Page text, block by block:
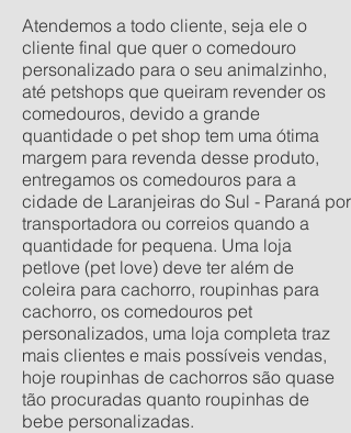
Atendemos a todo cliente, seja ele o
cliente final que quer o comedouro
personalizado para o seu animalzinho,
até petshops que queiram revender os
comedouros, devido a grande
quantidade o pet shop tem uma ótima
margem para revenda desse produto,
entregamos os comedouros para a
cidade de Laranjeiras do Sul - Paraná por
transportadora ou correios quando a
quantidade for pequena. Uma loja
petlove (pet love) deve ter além de
coleira para cachorro, roupinhas para
cachorro, os comedouros pet
personalizados, uma loja completa traz
mais clientes e mais possíveis vendas,
hoje roupinhas de cachorros são quase
tão procuradas quanto roupinhas de
bebe personalizadas.